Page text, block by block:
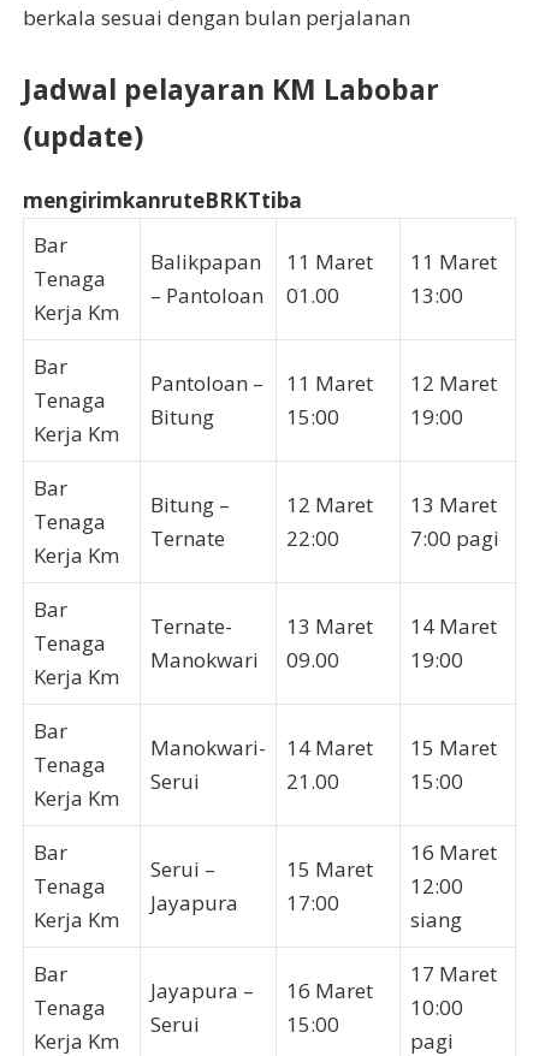
berkala sesuai dengan bulan perjalanan
Jadwal pelayaran KM Labobar
(update)
mengirimkanruteBRKTtiba
Bar
Tenaga
Kerja Km
Balikpapan
– Pantoloan
11 Maret
01.00
11 Maret
13:00
Bar
Tenaga
Kerja Km
Pantoloan –
Bitung
11 Maret
15:00
12 Maret
19:00
Bar
Tenaga
Kerja Km
Bitung –
Ternate
12 Maret
22:00
13 Maret
7:00 pagi
Bar
Tenaga
Kerja Km
Ternate-
Manokwari
13 Maret
09.00
14 Maret
19:00
Bar
Tenaga
Kerja Km
Manokwari-
Serui
14 Maret
21.00
15 Maret
15:00
Bar
Tenaga
Kerja Km
Serui –
Jayapura
15 Maret
17:00
16 Maret
12:00
siang
Bar
Tenaga
Kerja Km
Jayapura –
Serui
16 Maret
15:00
17 Maret
10:00
pagi